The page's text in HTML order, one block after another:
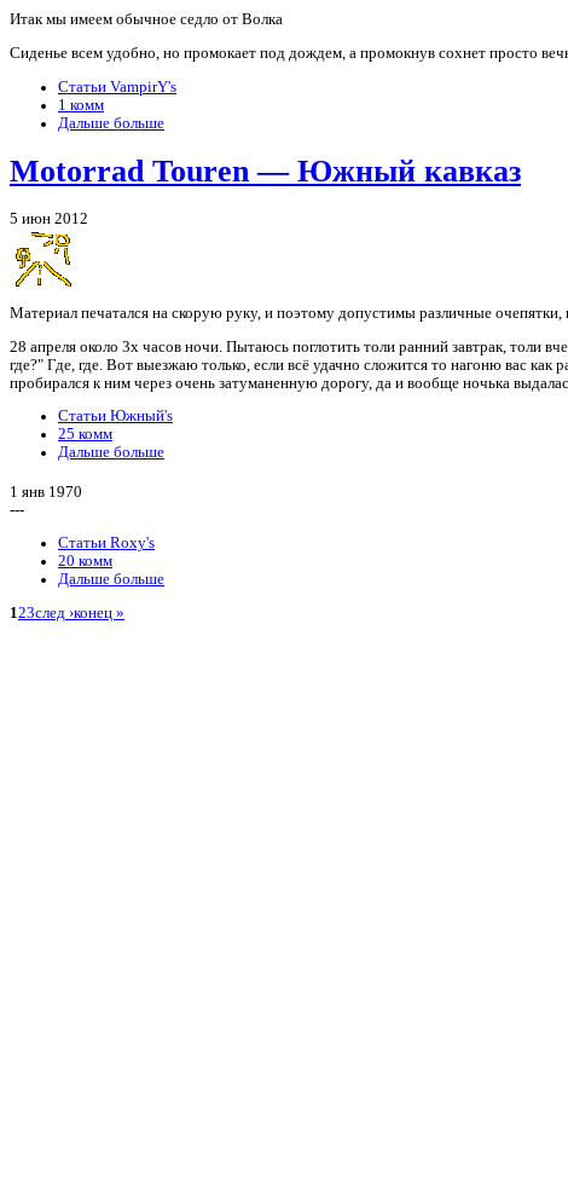
Итак мы имеем обычное седло от Волка
Сиденье всем удобно, но промокает под дождем, а промокнув сохнет просто
Статьи VampirY's
1 комм
Дальше больше
Motorrad Touren — Южный кавказ
5 июн 2012
Материал печатался на скорую руку, и поэтому допустимы различные
28 апреля около 3х часов ночи. Пытаюсь поглотить толи ранний завтрак,
где?" Где, где. Вот выезжаю только, если всё удачно сложится то нагоню вас
пробирался к ним через очень затуманенную дорогу, да и вообще ночька
Статьи Южный's
25 комм
Дальше больше
1 янв 1970
---
Статьи Roxy's
20 комм
Дальше больше
123след ›конец »